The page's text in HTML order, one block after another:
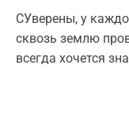
СУверены, у
сквозь землю
всегда хочется